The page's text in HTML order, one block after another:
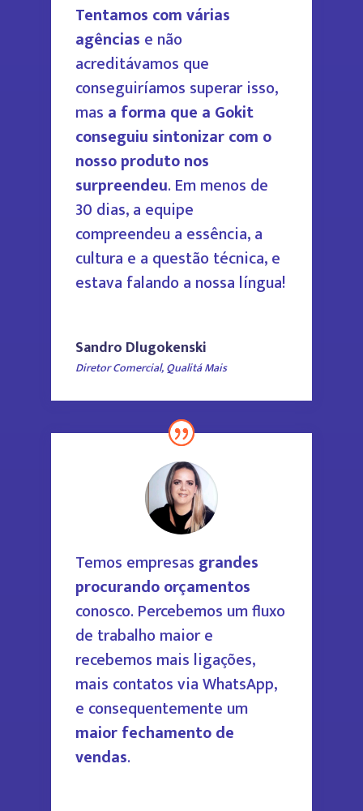
Tentamos com várias
agências e não
acreditávamos que
conseguiríamos superar isso,
mas a forma que a Gokit
conseguiu sintonizar com o
nosso produto nos
surpreendeu. Em menos de
30 dias, a equipe
compreendeu a essência, a
cultura e a questão técnica, e
estava falando a nossa língua!
Sandro Dlugokenski
Diretor Comercial,Qualitá Mais
Temos empresas grandes
procurando orçamentos
conosco. Percebemos um fluxo
de trabalho maior e
recebemos mais ligações,
mais contatos via WhatsApp,
e consequentemente um
maior fechamento de
vendas.